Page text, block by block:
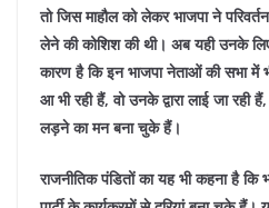
तो जिस माहौल को लेकर भाजपा ने
लेने की कोशिश की थी। अब यही उनके
कारण है कि इन भाजपा नेताओं की सभा में
आ भी रही हैं, वो उनके द्वारा लाई जा रही
लड़ने का मन बना चुके हैं।
राजनीतिक पंडितों का यह भी कहना है कि